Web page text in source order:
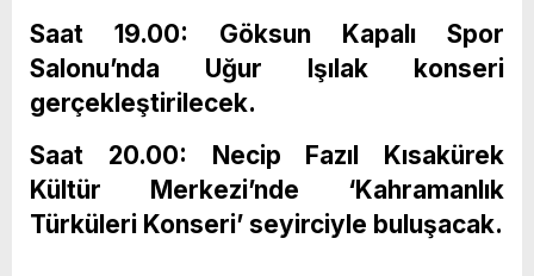
Saat 19.00: Göksun Kapalı Spor
Salonu’nda Uğur Işılak konseri
gerçekleştirilecek.
Saat 20.00: Necip Fazıl Kısakürek
Kültür Merkezi’nde ‘Kahramanlık
Türküleri Konseri’ seyirciyle buluşacak.